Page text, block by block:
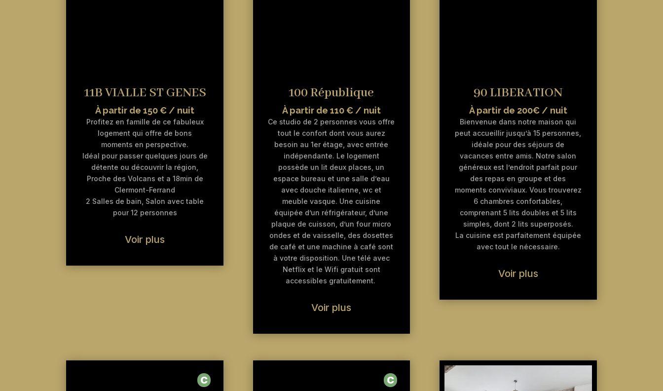
11B VIALLE ST GENES
À partir de 150 € / nuit
Profitez en famille de ce fabuleux
logement qui offre de bons
moments en perspective.
Idéal pour passer quelques jours de
détente ou découvrir la région,
Proche des Volcans et a 18min de
Clermont-Ferrand
2 Salles de bain, Salon avec table
pour 12 personnes
Voir plus
100 République
À partir de 110 € / nuit
Ce studio de 2 personnes vous offre
tout le confort dont vous aurez
besoin au 1er étage, avec entrée
indépendante. Le logement
possède un lit deux places, un
espace bureau et une salle d’eau
avec douche italienne, wc et
meuble vasque. Une cuisine
équipée d’un réfrigérateur, d’une
plaque de cuisson, d’un four micro
ondes et de vaisselle, des dosettes
de café et une machine à café sont
à votre disposition. Une télé avec
Netflix et le Wifi gratuit sont
accessibles gratuitement.
Voir plus
90 LIBERATION
À partir de 200€ / nuit
Bienvenue dans notre maison qui
peut accueillir jusqu’à 15 personnes,
idéale pour des séjours de
vacances entre amis. Notre salon
généreux est l’endroit parfait pour
des repas en groupe et des
moments conviviaux. Vous trouverez
6 chambres confortables,
comprenant 5 lits doubles et 5 lits
simples, dont 2 lits superposés.
La cuisine est parfaitement équipée
avec tout le nécessaire.
Voir plus
C C